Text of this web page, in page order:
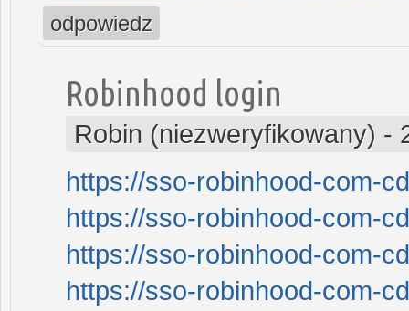
odpowiedz
Robinhood login
Robin (niezweryfikowany) -
https://sso-robinhood-com-
https://sso-robinhood-com-
https://sso-robinhood-com-
https://sso-robinhood-com-